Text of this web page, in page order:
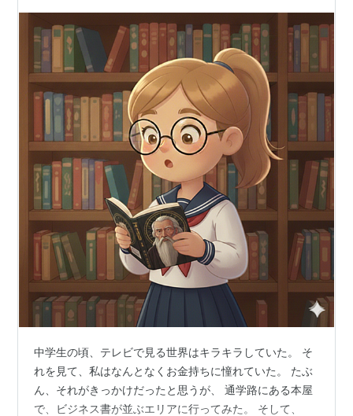
中学生の頃、テレビで見る世界はキラキラしていた。 そ
れを見て、私はなんとなくお金持ちに憧れていた。 たぶ
ん、それがきっかけだったと思うが、 通学路にある本屋
で、ビジネス書が並ぶエリアに行ってみた。 そして、